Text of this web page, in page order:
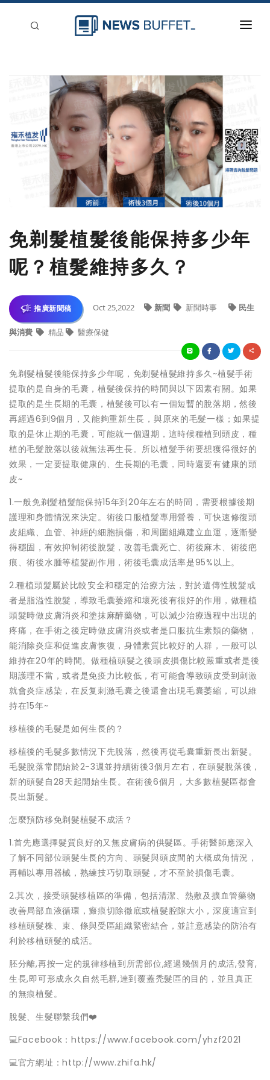
新聞稿分類
登入
刊登
免剃髮植髮後能保持多少年
呢？植髮維持多久？
推廣新聞稿 Oct 25,2022 新聞 新聞時事 民生
與消費 精品 醫療保健
免剃髮植髮後能保持多少年呢，免剃髮植髮維持多久~植髮手術
提取的是自身的毛囊，植髮後保持的時間與以下因素有關。如果
提取的是生長期的毛囊，植髮後可以有一個短暫的脫落期，然後
再經過6到9個月，又能夠重新生長，與原來的毛髮一樣；如果提
取的是休止期的毛囊，可能就一個週期，這時候種植到頭皮，種
植的毛髮脫落以後就無法再生長。所以植髮手術要想獲得很好的
效果，一定要提取健康的、生長期的毛囊，同時還要有健康的頭
皮~
1.一般免剃髮植髮能保持15年到20年左右的時間，需要根據後期
護理和身體情況來決定。術後口服植髮專用營養，可快速修復頭
皮組織、血管、神經的細胞損傷，和周圍組織建立血運，逐漸變
得穩固，有效抑制術後脫髮，改善毛囊死亡、術後麻木、術後疤
痕、術後水腫等植髮副作用，術後毛囊成活率是95%以上。
2.種植頭髮屬於比較安全和穩定的治療方法，對於遺傳性脫髮或
者是脂溢性脫髮，導致毛囊萎縮和壞死後有很好的作用，做種植
頭髮時做皮膚消炎和塗抹麻醉藥物，可以減少治療過程中出現的
疼痛，在手術之後定時做皮膚消炎或者是口服抗生素類的藥物，
能消除炎症和促進皮膚恢復，身體素質比較好的人群，一般可以
維持在20年的時間。做種植頭髮之後頭皮損傷比較嚴重或者是後
期護理不當，或者是免疫力比較低，有可能會導致頭皮受到刺激
就會炎症感染，在反复刺激毛囊之後還會出現毛囊萎縮，可以維
持在15年~
移植後的毛髮是如何生長的？
移植後的毛髮多數情況下先脫落，然後再從毛囊重新長出新髮。
毛髮脫落常開始於2-3週並持續術後3個月左右，在頭髮脫落後，
新的頭髮自28天起開始生長。在術後6個月，大多數植髮區都會
長出新髮。
怎麼預防移免剃髮植髮不成活？
1.首先應選擇髮質良好的又無皮膚病的供髮區。手術醫師應深入
了解不同部位頭髮生長的方向、頭髮與頭皮間的大概成角情況，
再輔以專用器械，熟練技巧切取頭髮，才不至於損傷毛囊。
2.其次，接受頭髮移植區的準備，包括清潔、熱敷及擴血管藥物
改善局部血液循環，瘢痕切除徹底或植髮腔隙大小，深度適宜到
移植頭髮株、束、條與受區組織緊密結合，並註意感染的防治有
利於移植頭髮的成活。
胚分離,再按一定的規律移植到所需部位,經過幾個月的成活,發育,
生長,即可形成永久自然毛群,達到覆蓋禿髮區的目的，並且真正
的無痕植髮。
脫髮、生髮聯繫我們❤️
💻Facebook：https://www.facebook.com/yhzf2021
💻官方網址：http://www.zhifa.hk/